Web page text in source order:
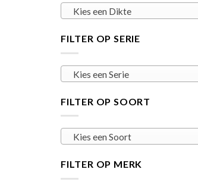
Kies een Dikte
FILTER OP SERIE
Kies een Serie
FILTER OP SOORT
Kies een Soort
FILTER OP MERK